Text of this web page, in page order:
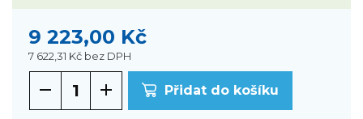
9 223,00 Kč
7 622,31 Kč bez DPH
Přidat do košíku